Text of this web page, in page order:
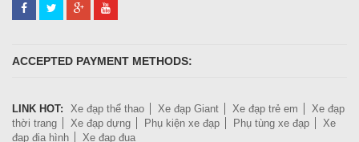
ACCEPTED PAYMENT METHODS:
LINK HOT: Xe đạp thể thao Xe đạp Giant Xe đạp trẻ em
Xe đạp
thời trang
Xe đạp dựng Phụ kiện xe đạp Phụ tùng xe đạp
Xe
đạp địa hình
Xe đạp đua